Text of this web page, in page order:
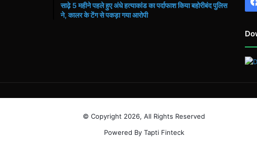
साढ़े 5 महीने पहले हुए अंधे हत्याकांड का पर्दाफाश किया बहोरीबंद पुलिस
ने, कालर के टेंग से पकड़ा गया आरोपी
© Copyright 2026, All Rights Reserved
Powered By Tapti Finteck